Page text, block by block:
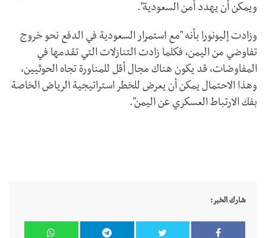
ويمكن أن يهدد أمن السعودية".
وزادت إليونورا بأنه "مع استمرار السعودية في الدفع نحو خروج
تفاوضي من اليمن، فكلما زادت التنازلات التي تقدمها في
المفاوضات، قد يكون هناك مجال أقل للمناورة تجاه الحوثيين،
وهذا الاحتمال يمكن أن يعرض للخطر استراتيجية الرياض الخاصة
بفك الارتباط العسكري عن اليمن".
شارك الخبر: